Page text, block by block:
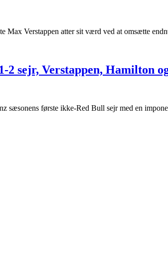
Max Verstappen atter sit værd ved at omsætte
sejr, Verstappen, Hamilton
sæsonens første ikke-Red Bull sejr med en